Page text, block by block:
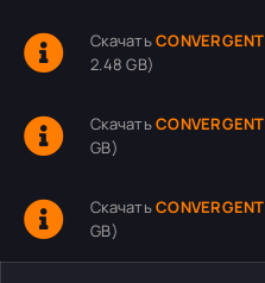
СкачатьCONVERGENT
2.48 GB)
СкачатьCONVERGENT
GB)
СкачатьCONVERGENT
GB)